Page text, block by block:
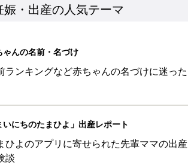
娠・出産の人気テーマ
ゃんの名前・名づけ
ランキングなど赤ちゃんの名づけに迷った
いにちのたまひよ」出産レポート
ひよのアプリに寄せられた先輩ママの出産
談